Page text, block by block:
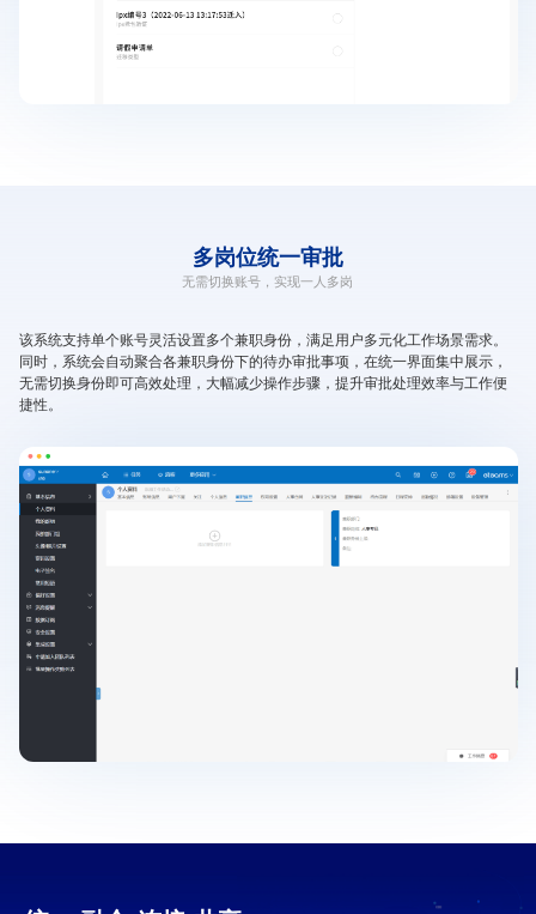
多岗位统一审批
无需切换账号，实现一人多岗
该系统支持单个账号灵活设置多个兼职身份，满足用户多元化工作场景需求。
同时，系统会自动聚合各兼职身份下的待办审批事项，在统一界面集中展示，
无需切换身份即可高效处理，大幅减少操作步骤，提升审批处理效率与工作便
捷性。